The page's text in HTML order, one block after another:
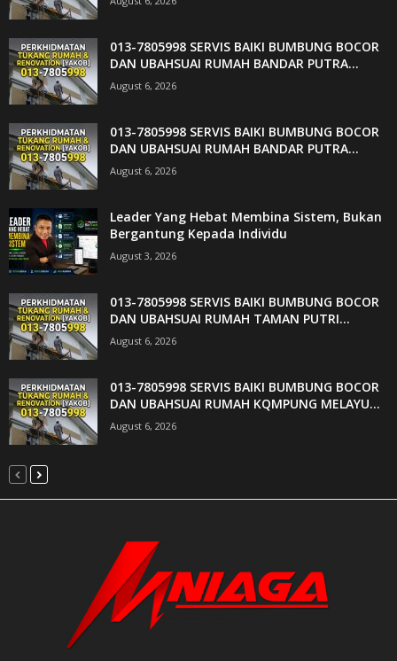
013-7805998 SERVIS BAIKI BUMBUNG BOCOR
DAN UBAHSUAI RUMAH BANDAR PUTRA...
August 6, 2026
013-7805998 SERVIS BAIKI BUMBUNG BOCOR
DAN UBAHSUAI RUMAH BANDAR PUTRA...
August 6, 2026
Leader Yang Hebat Membina Sistem, Bukan
Bergantung Kepada Individu
August 3, 2026
013-7805998 SERVIS BAIKI BUMBUNG BOCOR
DAN UBAHSUAI RUMAH TAMAN PUTRI...
August 6, 2026
013-7805998 SERVIS BAIKI BUMBUNG BOCOR
DAN UBAHSUAI RUMAH KQMPUNG MELAYU...
August 6, 2026